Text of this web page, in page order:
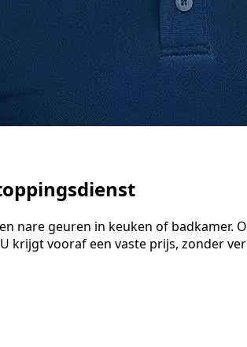
nare geuren in keuken of
krijgt vooraf een vaste prijs, zonder